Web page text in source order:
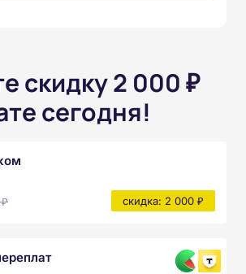
скидку 2 000 ₽
сегодня!
скидка: 2 000 ₽